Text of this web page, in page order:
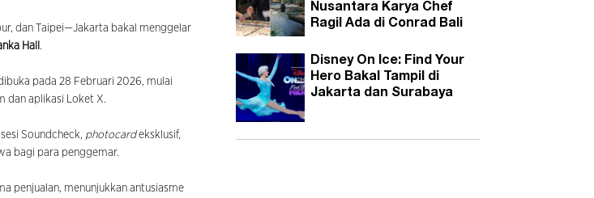
dan Taipei—Jakarta bakal menggelar
Hall .
pada 28 Februari 2026, mulai
dan aplikasi Loket X.
Soundcheck, photocardeksklusif,
bagi para penggemar.
penjualan, menunjukkan antusiasme
Nusantara Karya Chef
Ragil Ada di Conrad Bali
Disney On Ice: Find Your
Hero Bakal Tampil di
Jakarta dan Surabaya